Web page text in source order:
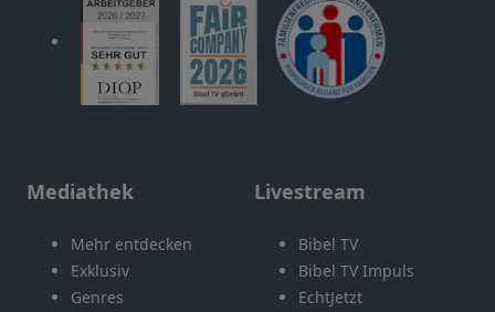
Mediathek
Mehr entdecken
Exklusiv
Genres
Livestream
Bibel TV
Bibel TV Impuls
EchtJetzt